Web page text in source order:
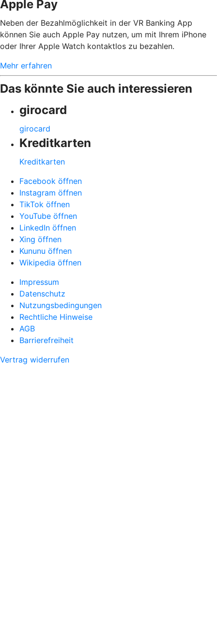
Apple Pay
Neben der Bezahlmöglichkeit in der VR Banking App
können Sie auch Apple Pay nutzen, um mit Ihrem iPhone
oder Ihrer Apple Watch kontaktlos zu bezahlen.
Mehr erfahren
Das könnte Sie auch interessieren
girocard
girocard
Kreditkarten
Kreditkarten
Facebook öffnen
Instagram öffnen
TikTok öffnen
YouTube öffnen
LinkedIn öffnen
Xing öffnen
Kununu öffnen
Wikipedia öffnen
Impressum
Datenschutz
Nutzungsbedingungen
Rechtliche Hinweise
AGB
Barrierefreiheit
Vertrag widerrufen